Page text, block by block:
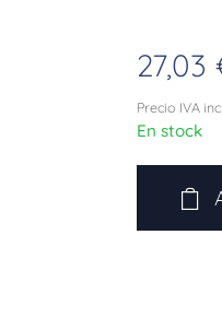
27,03
Precio IVA
En stock